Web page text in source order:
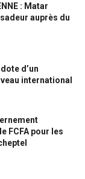
: Matar
auprès du
d’un
international
FCFA pour les